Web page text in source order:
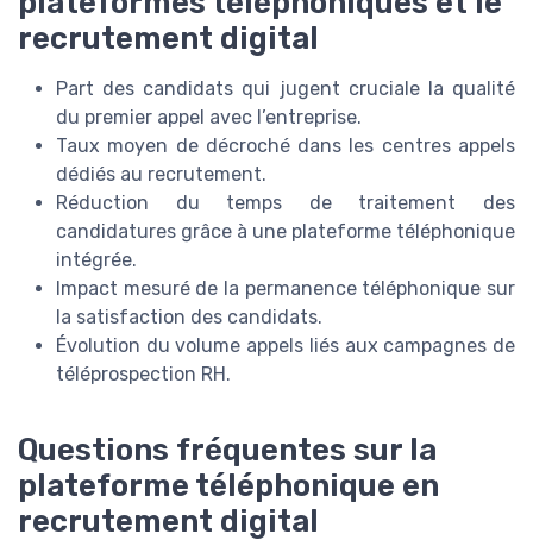
recrutement digital
Part des candidats qui jugent cruciale la qualité
du premier appel avec l’entreprise.
Taux moyen de décroché dans les centres appels
dédiés au recrutement.
Réduction du temps de traitement des
candidatures grâce à une plateforme téléphonique
intégrée.
Impact mesuré de la permanence téléphonique sur
la satisfaction des candidats.
Évolution du volume appels liés aux campagnes de
téléprospection RH.
Questions fréquentes sur la
plateforme téléphonique en
recrutement digital